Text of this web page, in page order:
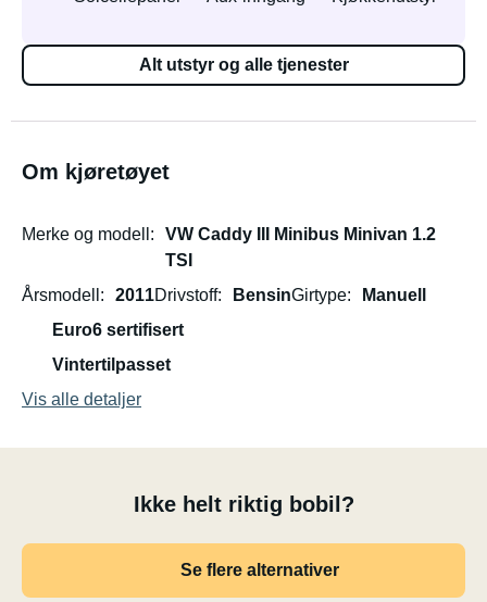
Alt utstyr og alle tjenester
Om kjøretøyet
Merke og modell
VW Caddy III Minibus Minivan 1.2
TSI
Årsmodell
2011Drivstoff BensinGirtype
Manuell
Euro6 sertifisert
Vintertilpasset
Vis alle detaljer
Ikke helt riktig bobil?
Se flere alternativer